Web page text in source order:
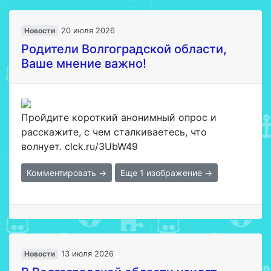
Новости 20 июля 2026
Родители Волгоградской области,
Ваше мнение важно!
Пройдите короткий анонимный опрос и
расскажите, с чем сталкиваетесь, что
волнует. clck.ru/3UbW49
Комментировать → Еще 1 изображение →
Новости 13 июля 2026